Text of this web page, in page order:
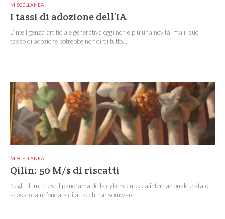
MISCELLANEA
I tassi di adozione dell’IA
L’intelligenza artificiale generativa oggi non è più una novità, ma il suo
tasso di adozione potrebbe non dirci tutto...
MISCELLANEA
Qilin: 50 M/$ di riscatti
Negli ultimi mesi il panorama della cybersicurezza internazionale è stato
scosso da un’ondata di attacchi ransomware...